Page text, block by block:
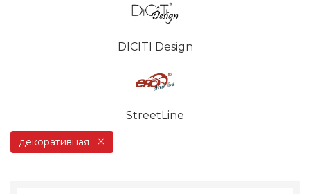
DICITI Design
StreetLine
декоративная